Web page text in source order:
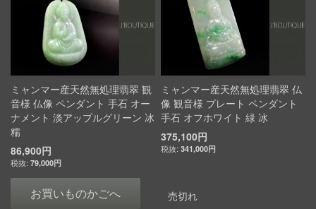
ミャンマー産天然無処理翡翠 観
音様 仏像 ペンダント 手石 オー
ナメント 淡アップルグリーン 冰
糯
86,900円
79,000円
お買いものかごへ
ミャンマー産天然無処理翡翠 仏
像 観音様 プレート ペンダント
手石 オフホワイト 緑 冰
375,100円
341,000円
売切れ